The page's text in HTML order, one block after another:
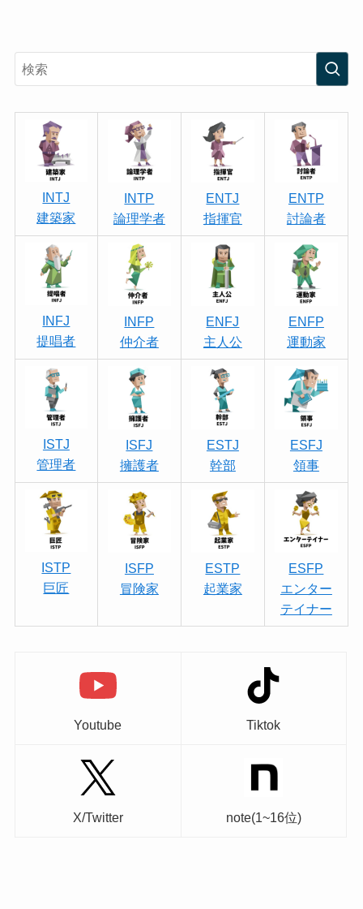
INTJ
建築家
INTP
論理学者
ENTJ
指揮官
ENTP
討論者
INFJ
提唱者
INFP
仲介者
ENFJ
主人公
ENFP
運動家
ISTJ
管理者
ISFJ
擁護者
ESTJ
幹部
ESFJ
領事
ISTP
巨匠
ISFP
冒険家
ESTP
起業家
ESFP
エンター
テイナー
Youtube Tiktok
X/Twitter note(1~16位)